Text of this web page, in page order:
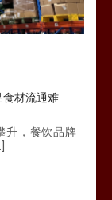
材流通难
升，餐饮品牌